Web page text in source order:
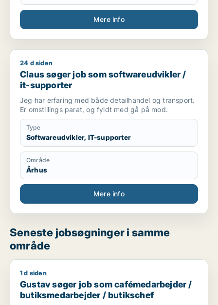
Mere info
Claus søger job som softwareudvikler / it-supporter
24 d siden
Claus søger job som softwareudvikler /
it-supporter
Jeg har erfaring med både detailhandel og transport.
Er omstillings parat, og fyldt med gå på mod.
Type
Softwareudvikler, IT-supporter
Område
Århus
Mere info
Seneste jobsøgninger i samme
område
Gustav søger job som cafémedarbejder /
1 d siden
Gustav søger job som cafémedarbejder /
butiksmedarbejder / butikschef